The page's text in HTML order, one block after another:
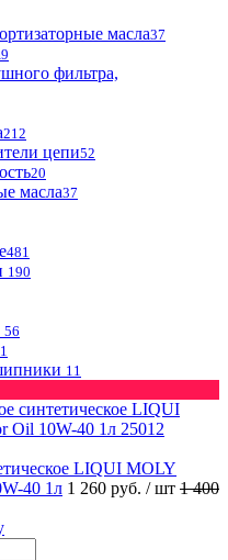
масла37
9
фильтра,
212
цепи52
20
масла37
481
190
56
11
LIQUI MOLY
40 1л 1 260 руб. / шт 1 400